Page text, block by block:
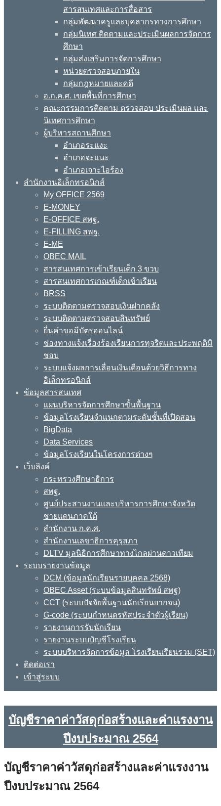
สารสนเทศและการสื่อสาร
กลุ่มพัฒนาครูและบุคลากรทางการศึกษา
กลุ่มนิเทศ ติดตามและประเมินผลการจัดการ
ศึกษา
กลุ่มส่งเสริมการจัดการศึกษา
หน่วยตรวจสอบภายใน
กลุ่มกฎหมายและคดี
อ.ก.ค.ศ. เขตพื้นที่การศึกษา
คณะกรรมการติดตาม ตรวจสอบ ประเมินผล และ
นิเทศการศึกษา
ผู้บริหารสถานศึกษา
อำเภอระแงะ
อำเภอจะแนะ
อำเภอเจาะไอร้อง
สำนักงานอิเล็กทรอนิกส์
My OFFICE 2569
E-MONEY
E-OFFICE สพฐ.
E-FILLING สพฐ.
E-ME
OBEC MAIL
สารสนเทศการเข้าเรียนเด็ก 3 ขวบ
สารสนเทศการเกณฑ์เด็กเข้าเรียน
BRSS
ระบบติดตามตรวจสอบเงินฝากคลัง
ระบบติดตามตรวจสอบสินทรัพย์
ยื่นคำขอมีบัตรออนไลน์
ช่องทางแจ้งเรื่องร้องเรียนการทุจริตและประพฤติมิ
ชอบ
ระบบแจ้งผลการเลื่อนเงินเดือนด้วยวิธีการทาง
อิเล็กทรอนิกส์
ข้อมูลสารสนเทศ
แผนบริหารจัดการศึกษาขั้นพื้นฐาน
ข้อมูลโรงเรียนจำแนกตามระดับชั้นที่เปิดสอน
BigData
Data Services
ข้อมูลโรงเรียนในโครงการต่างๆ
เว็บลิงค์
กระทรวงศึกษาธิการ
สพฐ.
ศูนย์ประสานงานและบริหารการศึกษาจังหวัด
ชายแดนภาคใต้
สำนักงาน ก.ค.ศ.
สำนักงานเลขาธิการคุรุสภา
DLTV มูลนิธิการศึกษาทางไกลผ่านดาวเทียม
ระบบรายงานข้อมูล
DCM (ข้อมูลนักเรียนรายบุคคล 2568)
OBEC Asset (ระบบข้อมูลสินทรัพย์ สพฐ)
CCT (ระบบปัจจัยพื้นฐานนักเรียนยากจน)
G-code (ระบบกำหนดรหัสประจำตัวผู้เรียน)
รายงานการรับนักเรียน
รายงานระบบบัญชีโรงเรียน
ระบบบริหารจัดการข้อมูล โรงเรียนเรียนรวม (SET)
ติดต่อเรา
เข้าสู่ระบบ
บัญชีราคาค่าวัสดุก่อสร้างและค่าแรงงาน
ปีงบประมาณ 2564
บัญชีราคาค่าวัสดุก่อสร้างและค่าแรงงาน
ปีงบประมาณ 2564